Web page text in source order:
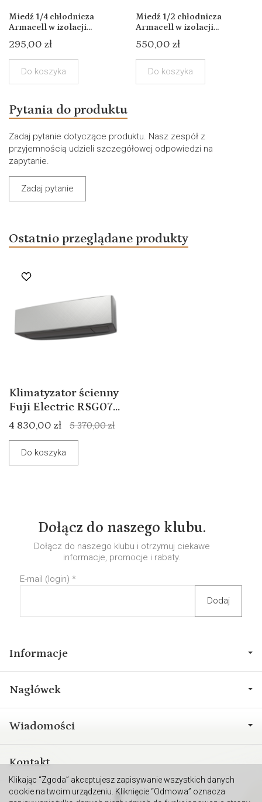
Miedź 1/4 chłodnicza
Armacell w izolacji...
295,00 zł
Do koszyka
Miedź 1/2 chłodnicza
Armacell w izolacji...
550,00 zł
Do koszyka
Pytania do produktu
Zadaj pytanie dotyczące produktu. Nasz zespół z
przyjemnością udzieli szczegółowej odpowiedzi na
zapytanie.
Zadaj pytanie
Ostatnio przeglądane produkty
Klimatyzator ścienny
Fuji Electric RSG07...
4 830,00 zł 5 370,00 zł
Do koszyka
Dołącz do naszego klubu.
Dołącz do naszego klubu i otrzymuj ciekawe
informacje, promocje i rabaty.
E-mail (login) *
Informacje
Nagłówek
Wiadomości
Kontakt
Klikając “Zgoda” akceptujesz zapisywanie wszystkich danych
cookie na twoim urządzeniu. Kliknięcie “Odmowa” oznacza